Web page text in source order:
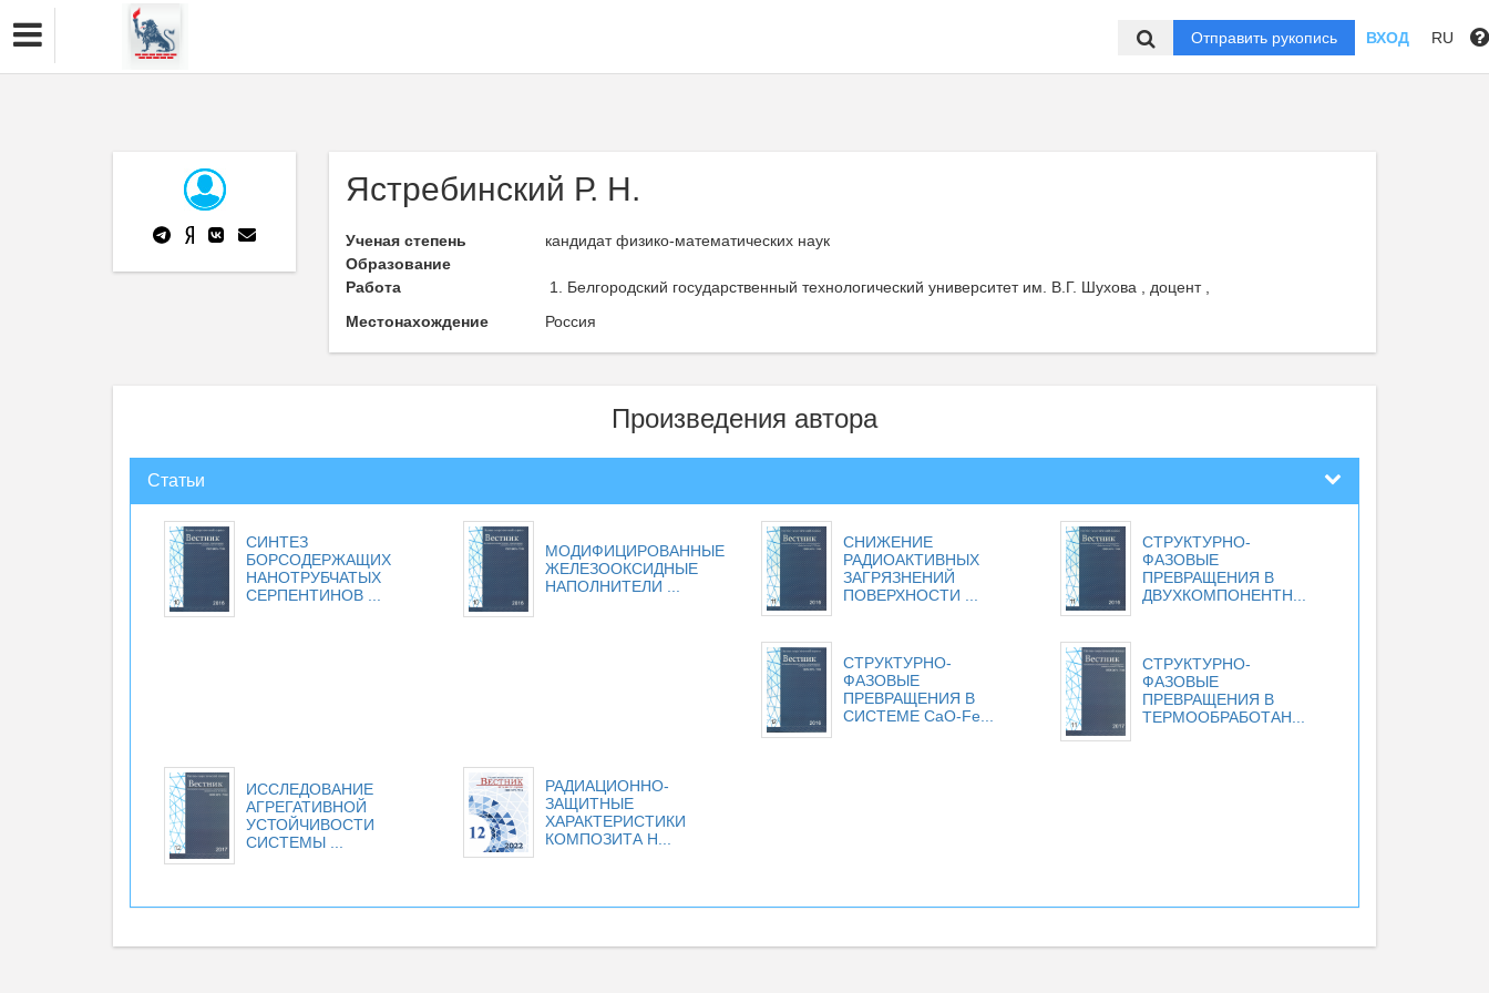
Отправить рукопись ВХОД RU
Ястребинский Р. Н.
Ученая степень
кандидат физико-математических наук
Образование
Работа
Белгородский государственный технологический университет им. В.Г. Шухова , доцент ,
Местонахождение
Россия
Произведения автора
Статьи
СИНТЕЗ
БОРСОДЕРЖАЩИХ
НАНОТРУБЧАТЫХ
СЕРПЕНТИНОВ ...
МОДИФИЦИРОВАННЫЕ
ЖЕЛЕЗООКСИДНЫЕ
НАПОЛНИТЕЛИ ...
СНИЖЕНИЕ
РАДИОАКТИВНЫХ
ЗАГРЯЗНЕНИЙ
ПОВЕРХНОСТИ ...
СТРУКТУРНО-
ФАЗОВЫЕ
ПРЕВРАЩЕНИЯ В
ДВУХКОМПОНЕНТН...
СТРУКТУРНО-
ФАЗОВЫЕ
ПРЕВРАЩЕНИЯ В
СИСТЕМЕ CaO-Fe...
СТРУКТУРНО-
ФАЗОВЫЕ
ПРЕВРАЩЕНИЯ В
ТЕРМООБРАБОТАН...
ИССЛЕДОВАНИЕ
АГРЕГАТИВНОЙ
УСТОЙЧИВОСТИ
СИСТЕМЫ ...
РАДИАЦИОННО-
ЗАЩИТНЫЕ
ХАРАКТЕРИСТИКИ
КОМПОЗИТА Н...